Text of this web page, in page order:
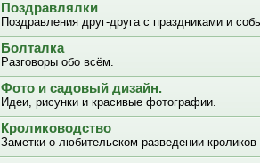
Поздравлялки
Поздравления друг-друга с праздниками и
Болталка
Разговоры обо всём.
Фото и садовый дизайн.
Идеи, рисунки и красивые фотографии.
Кролиководство
Заметки о любительском разведении кроликов